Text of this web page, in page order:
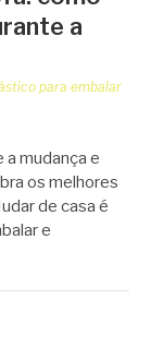
a
para embalar
mudança e
os melhores
de casa é
e